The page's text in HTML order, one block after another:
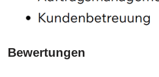
Bewertungen